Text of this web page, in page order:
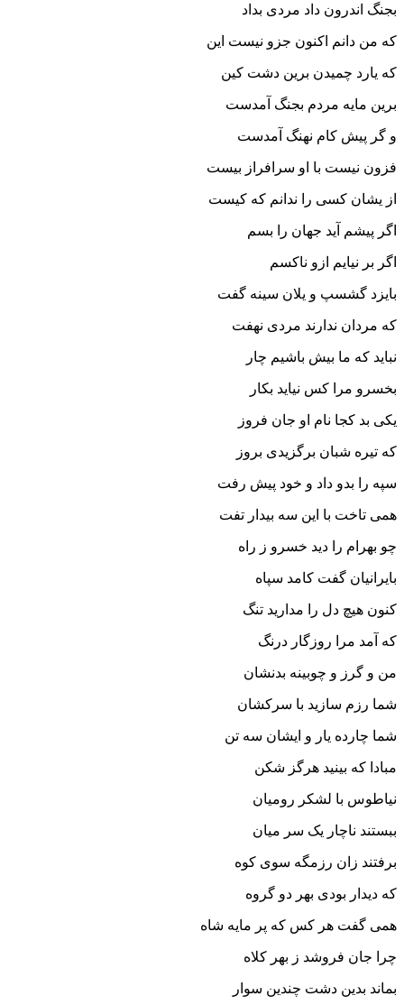
بجنگ اندرون داد مردى بداد
که من دانم اکنون جزو نیست این
که یارد چمیدن برین دشت کین‏
برین مایه مردم بجنگ آمدست
و گر پیش کام نهنگ آمدست‏
فزون نیست با او سرافراز بیست
از یشان کسى را ندانم که کیست‏
اگر پیشم آید جهان را بسم
اگر بر نیایم ازو ناکسم‏
بایزد گشسپ و یلان سینه گفت
که مردان ندارند مردى نهفت‏
نباید که ما بیش باشیم چار
بخسرو مرا کس نیاید بکار
یکى بد کجا نام او جان فروز
که تیره شبان برگزیدى بروز
سپه را بدو داد و خود پیش رفت
همى تاخت با این سه بیدار تفت‏
چو بهرام را دید خسرو ز راه
بایرانیان گفت کامد سپاه‏
کنون هیچ دل را مدارید تنگ
که آمد مرا روزگار درنگ‏
من و گرز و چوبینه بدنشان
شما رزم سازید با سرکشان‏
شما چارده یار و ایشان سه تن
مبادا که بینید هرگز شکن‏
نیاطوس با لشکر رومیان
ببستند ناچار یک سر میان‏
برفتند زان رزمگه سوى کوه
که دیدار بودى بهر دو گروه‏
همى گفت هر کس که پر مایه شاه
چرا جان فروشد ز بهر کلاه‏
بماند بدین دشت چندین سوار